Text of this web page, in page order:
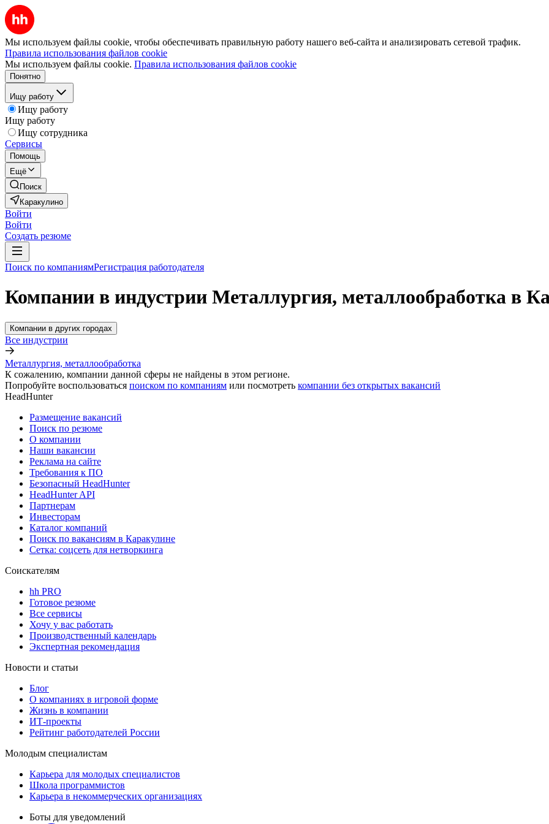
Мы используем файлы cookie, чтобы обеспечивать правильную работу нашего веб-сайта и анализировать сетевой трафик.
Правила использования файлов cookie
Мы используем файлы cookie. Правила использования файлов cookie
Понятно
Ищу работу
Ищу работу
Ищу работу
Ищу сотрудника
Сервисы
Помощь
Ещё
Поиск
Каракулино
Войти
Войти
Создать резюме
Поиск по компаниямРегистрация работодателя
Компании в индустрии Металлургия, металлообработка в
Компании в других городах
Все индустрии
Металлургия, металлообработка
К сожалению, компании данной сферы не найдены в этом регионе.
Попробуйте воспользоваться поиском по компаниям или посмотреть компании без открытых вакансий
HeadHunter
Размещение вакансий
Поиск по резюме
О компании
Наши вакансии
Реклама на сайте
Требования к ПО
Безопасный HeadHunter
HeadHunter API
Партнерам
Инвесторам
Каталог компаний
Поиск по вакансиям в Каракулине
Сетка: соцсеть для нетворкинга
Соискателям
hh PRO
Готовое резюме
Все сервисы
Хочу у вас работать
Производственный календарь
Экспертная рекомендация
Новости и статьи
Блог
О компаниях в игровой форме
Жизнь в компании
ИТ-проекты
Рейтинг работодателей России
Молодым специалистам
Карьера для молодых специалистов
Школа программистов
Карьера в некоммерческих организациях
Боты для уведомлений